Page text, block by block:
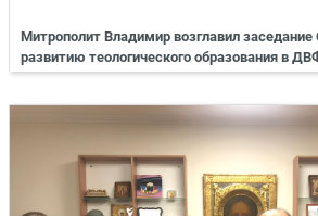
Митрополит Владимир возглавил заседание
развитию теологического образования в